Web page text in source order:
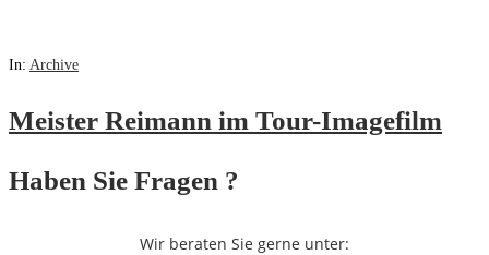
In: Archive
Meister Reimann im Tour-Imagefilm
Haben Sie Fragen ?
Wir beraten Sie gerne unter: